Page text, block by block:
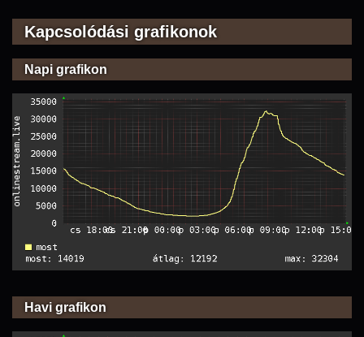
Kapcsolódási grafikonok
Napi grafikon
Havi grafikon